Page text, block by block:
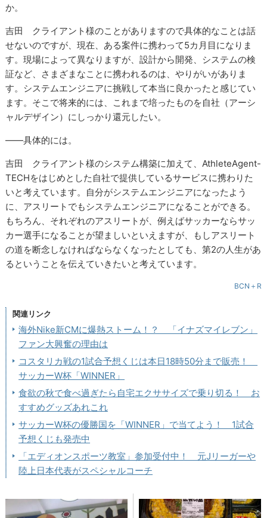
か。
吉田 クライアント様のことがありますので具体的なことは話
せないのですが、現在、ある案件に携わって5カ月目になりま
す。現場によって異なりますが、設計から開発、システムの検
証など、さまざまなことに携われるのは、やりがいがありま
す。システムエンジニアに挑戦して本当に良かったと感じてい
ます。そこで将来的には、これまで培ったものを自社（アーシ
ャルデザイン）にしっかり還元したい。
――具体的には。
吉田 クライアント様のシステム構築に加えて、AthleteAgent-
TECHをはじめとした自社で提供しているサービスに携わりた
いと考えています。自分がシステムエンジニアになったよう
に、アスリートでもシステムエンジニアになることができる。
もちろん、それぞれのアスリートが、例えばサッカーならサッ
カー選手になることが望ましいといえますが、もしアスリート
の道を断念しなければならなくなったとしても、第2の人生があ
るということを伝えていきたいと考えています。
BCN＋R
関連リンク
海外Nike新CMに爆熱ストーム！？ 「イナズマイレブン」
ファン大興奮の理由は
コスタリカ戦の1試合予想くじは本日18時50分まで販売！
サッカーW杯「WINNER」
食欲の秋で食べ過ぎたら自宅エクササイズで乗り切る！ お
すすめグッズあれこれ
サッカーW杯の優勝国を「WINNER」で当てよう！ 1試合
予想くじも発売中
「エディオンスポーツ教室」参加受付中！ 元Jリーガーや
陸上日本代表がスペシャルコーチ